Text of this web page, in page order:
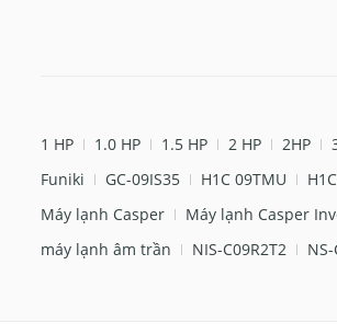
1 HP 1.0 HP 1.5 HP 2 HP 2HP
Funiki
GC-09IS35 H1C 09TMU
Máy lạnh Casper
Máy lạnh Casper
máy lạnh âm trần
NIS-C09R2T2